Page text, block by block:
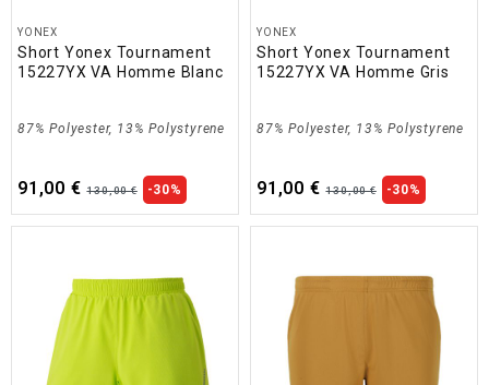
YONEX
Short Yonex Tournament
15227YX VA Homme Blanc
87% Polyester, 13% Polystyrene
91,00 € 130,00 € -30%
YONEX
Short Yonex Tournament
15227YX VA Homme Gris
87% Polyester, 13% Polystyrene
91,00 € 130,00 € -30%